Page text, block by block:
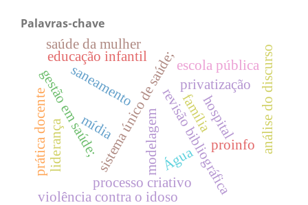
Palavras-chave
saneamento
sistema único de saúde;
educação infantil
revisão bibliográfica
processo criativo
modelagem
privatização
Água
análise do discurso
gestão em saúde;
mídia
proinfo
escola pública
prática docente
violência contra o idoso
saúde da mulher
liderança
hospital
família